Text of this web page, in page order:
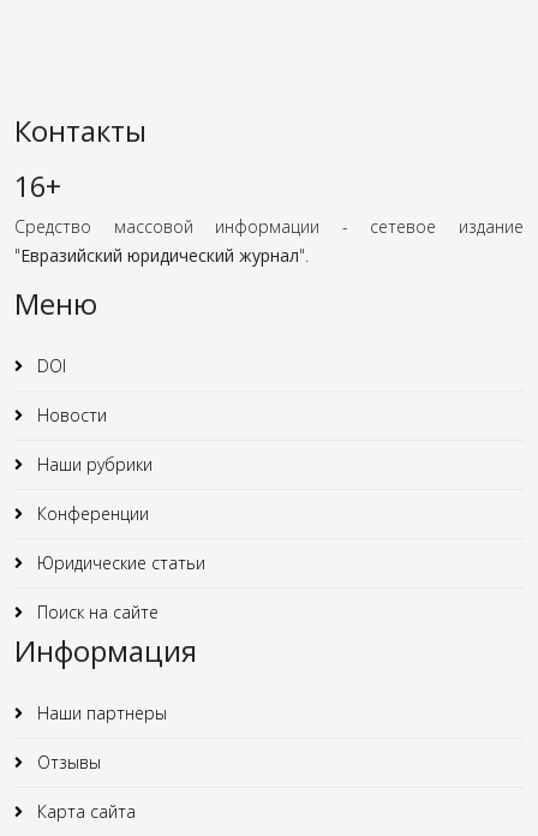
Контакты
16+
Средство массовой информации - сетевое издание
"Евразийский юридический журнал".
Меню
DOI
Новости
Наши рубрики
Конференции
Юридические статьи
Поиск на сайте
Информация
Наши партнеры
Отзывы
Карта сайта